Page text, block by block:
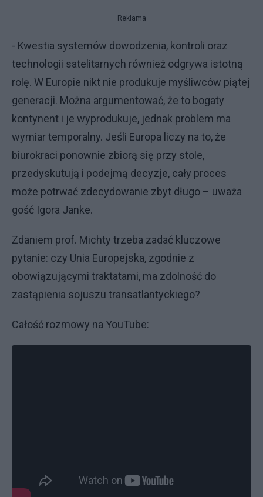
Reklama
- Kwestia systemów dowodzenia, kontroli oraz
technologii satelitarnych również odgrywa istotną
rolę. W Europie nikt nie produkuje myśliwców piątej
generacji. Można argumentować, że to bogaty
kontynent i je wyprodukuje, jednak problem ma
wymiar temporalny. Jeśli Europa liczy na to, że
biurokraci ponownie zbiorą się przy stole,
przedyskutują i podejmą decyzje, cały proces
może potrwać zdecydowanie zbyt długo – uważa
gość Igora Janke.
Zdaniem prof. Michty trzeba zadać kluczowe
pytanie: czy Unia Europejska, zgodnie z
obowiązującymi traktatami, ma zdolność do
zastąpienia sojuszu transatlantyckiego?
Całość rozmowy na YouTube: